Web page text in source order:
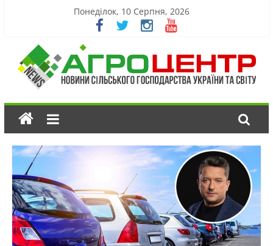
Понеділок, 10 Серпня, 2026